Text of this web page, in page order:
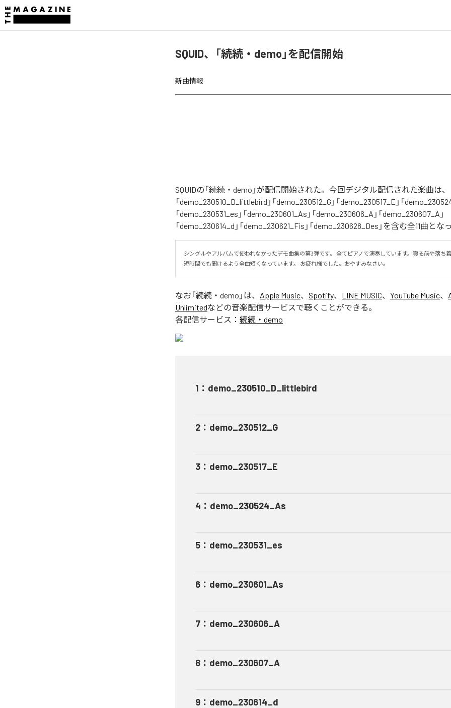
SQUID、「続続・demo」を配信開始
新曲情報
SQUIDの「続続・demo」が配信開始された。今回デジタル配信された楽曲は、
「demo_230510_D_littlebird」「demo_230512_G」「demo_230517_E」「
「demo_230531_es」「demo_230601_As」「demo_230606_A」「demo_230607_A」
「demo_230614_d」「demo_230621_Fis」「demo_230628_Des」を含む全11曲とな
シングルやアルバムで使われなかったデモ曲集の第3弾です。 全てピアノで演奏しています。寝る前や落ち着
短時間でも聞けるよう全曲短くなっています。 お疲れ様でした。おやすみなさい。
なお「続続・demo 」は、 Apple Music、 Spotify、 LINE MUSIC、 YouTube Music、
Unlimitedなどの音楽配信サービスで聴くことができる。
各配信サービス： 続続・demo
1 ： demo_230510_D_littlebird
2 ： demo_230512_G
3 ： demo_230517_E
4 ： demo_230524_As
5 ： demo_230531_es
6 ： demo_230601_As
7 ： demo_230606_A
8 ： demo_230607_A
9 ： demo_230614_d